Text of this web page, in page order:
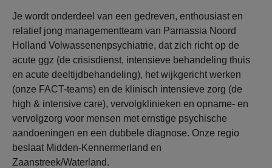
Je wordt onderdeel van een gedreven, enthousiast en
relatief jong managementteam van Parnassia Noord
Holland Volwassenenpsychiatrie, dat zich richt op de
acute ggz (de crisisdienst, intensieve behandeling thuis
en acute deeltijdbehandeling), het wijkgericht werken
(onze FACT-teams) en de klinisch intensieve zorg (de
high & intensive care), vervolgklinieken en opname- en
vervolgzorg voor mensen met ernstige psychische
aandoeningen en een dubbele diagnose. Onze regio
beslaat Midden-Kennermerland en
Zaanstreek/Waterland.